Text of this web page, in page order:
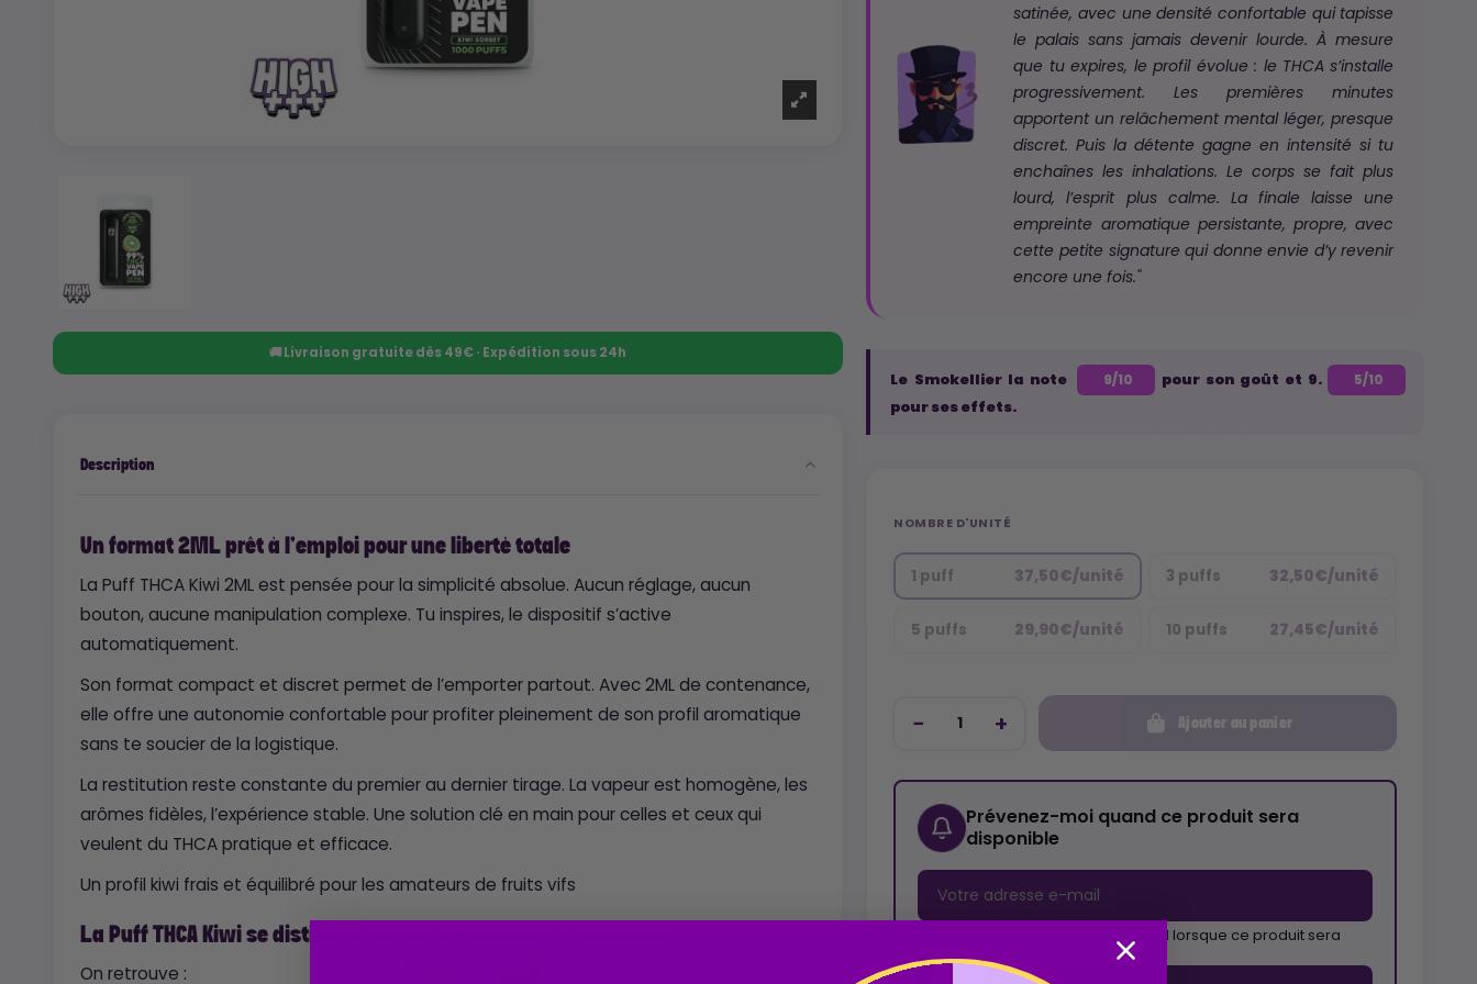
🚚 Livraison gratuite dès 49€ · Expédition sous 24h
Description
Un format 2ML prêt à l’emploi pour une liberté totale
La Puff THCA Kiwi 2ML est pensée pour la simplicité absolue. Aucun réglage, aucun
bouton, aucune manipulation complexe. Tu inspires, le dispositif s’active
automatiquement.
Son format compact et discret permet de l’emporter partout. Avec 2ML de contenance,
elle offre une autonomie confortable pour profiter pleinement de son profil aromatique
sans te soucier de la logistique.
La restitution reste constante du premier au dernier tirage. La vapeur est homogène, les
arômes fidèles, l’expérience stable. Une solution clé en main pour celles et ceux qui
veulent du THCA pratique et efficace.
Un profil kiwi frais et équilibré pour les amateurs de fruits vifs
La Puff THCA Kiwi se distingue par son authenticité aromatique.
On retrouve :
satinée, avec une densité confortable qui tapisse
le palais sans jamais devenir lourde.À mesure
que tu expires, le profil évolue : le THCA s’installe
progressivement. Les premières minutes
apportent un relâchement mental léger, presque
discret. Puis la détente gagne en intensité si tu
enchaînes les inhalations. Le corps se fait plus
lourd, l’esprit plus calme. La finale laisse une
empreinte aromatique persistante, propre, avec
cette petite signature qui donne envie d’y revenir
encore une fois."
Le Smokellier la note 9/10 pour son goût et 9. 5/10
pour ses effets.
NOMBRE D'UNITÉ
1 puff 37,50€/unité 3 puffs 32,50€/unité
5 puffs 29,90€/unité 10 puffs 27,45€/unité
Ajouter au panier
Prévenez-moi quand ce produit sera
disponible
J'accepte de recevoir un e-mail lorsque ce produit sera
disponible